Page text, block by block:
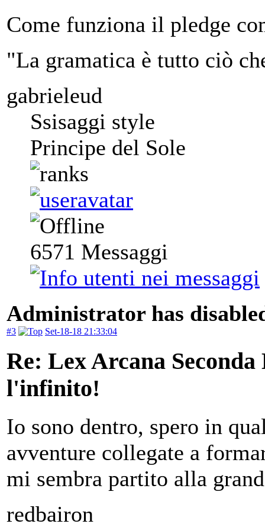
Come funziona il pledge
"La gramatica è tutto ciò
gabrieleud
Ssisaggi style
Principe del Sole
6571 Messaggi
Administrator has
#3 Set-18-18 21:33:04
Re: Lex Arcana
l'infinito!
Io sono dentro, spero in
avventure collegate a
mi sembra partito alla
redbairon